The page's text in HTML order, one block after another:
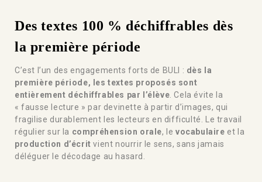
Des textes 100 % déchiffrables dès
la première période
C’est l’un des engagements forts de BULI : dès la
première période, les textes proposés sont
entièrement déchiffrables par l’élève . Cela évite la
« fausse lecture » par devinette à partir d’images, qui
fragilise durablement les lecteurs en difficulté. Le travail
régulier sur la compréhension orale, levocabulaire et la
production d’écrit vient nourrir le sens, sans jamais
déléguer le décodage au hasard.